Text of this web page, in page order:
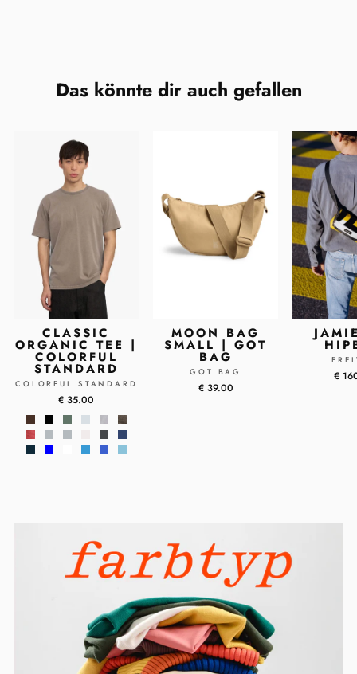
Das könnte dir auch gefallen
CLASSIC
ORGANIC TEE |
COLORFUL
STANDARD
COLORFUL STANDARD
€ 35.00
MOON BAG
SMALL | GOT
BAG
GOT BAG
€ 39.00
€